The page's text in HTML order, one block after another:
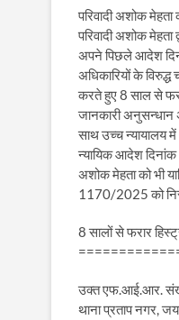
परिवादी अशोक
परिवादी अशोक
अपने पिछले आदेश
अधिकारियों के
करते हुए 8 साल से
जानकारी अनुसन्धान
साथ उच्च न्यायालय
न्यायिक आदेश दिनांक
अशोक मेहता को भी
1170/2025 को
8 सालों से फरार
उक्त एफ.आई.आर.
थाना प्रताप नगर,